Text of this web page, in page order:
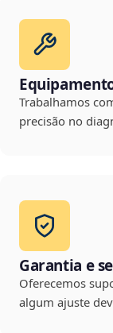
Trabalhamos
precisão no
Garantia e
Oferecemos
algum ajuste